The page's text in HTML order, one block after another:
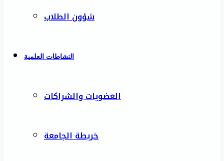
شؤون الطلاب
النشاطات العلمية
العضويات والشراكات
خريطة الجامعة